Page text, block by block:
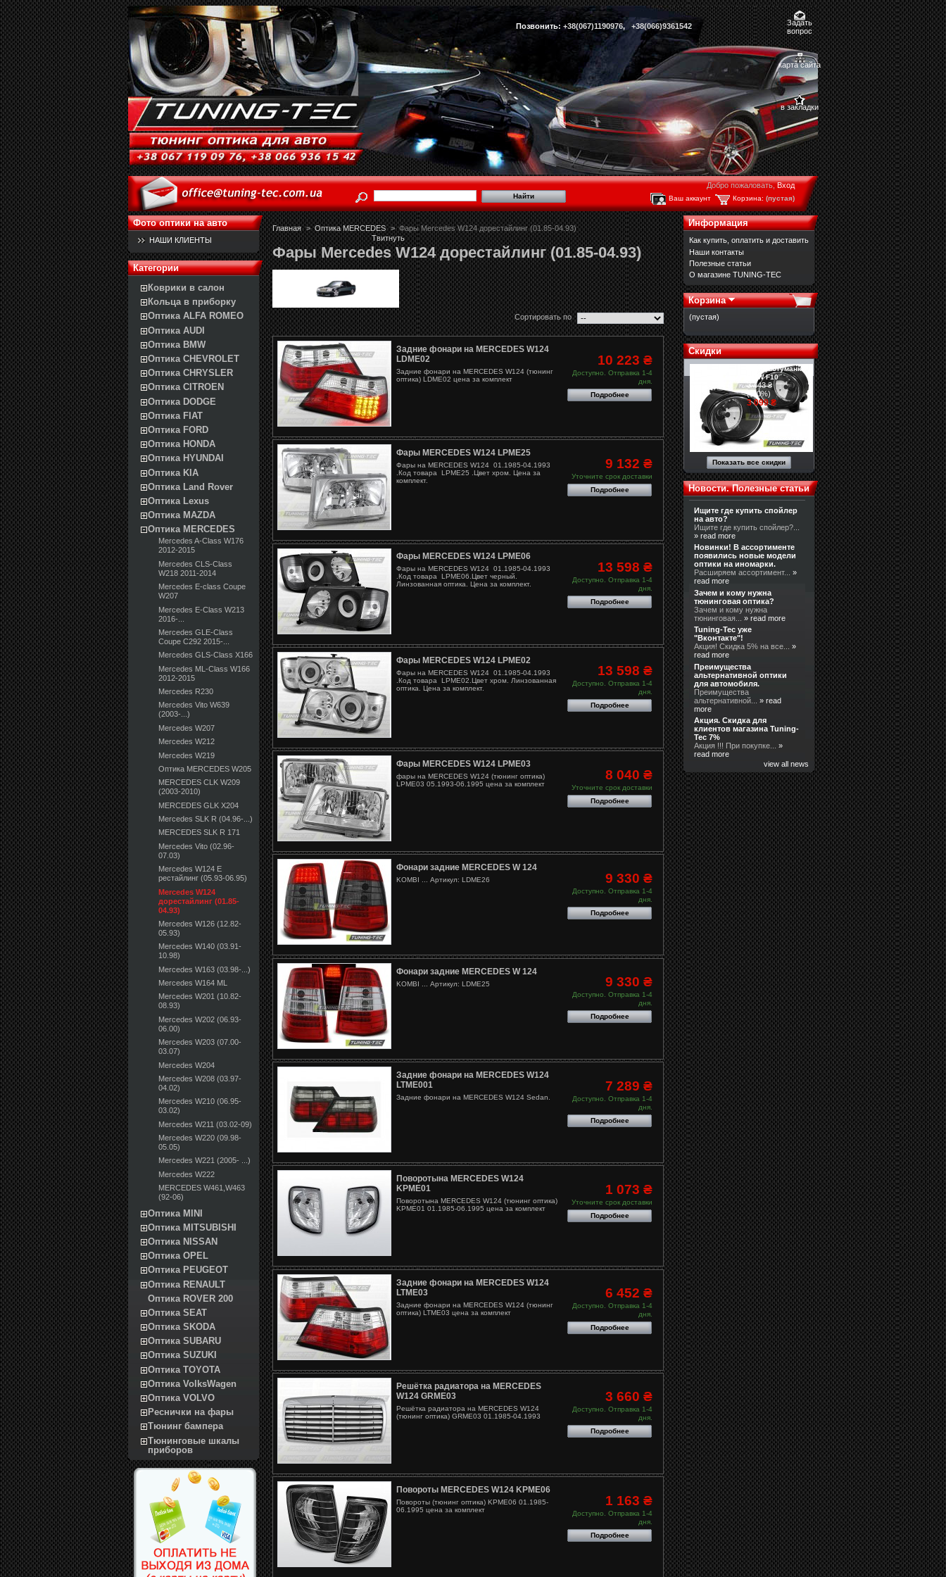
Позвонить: +38(067)1190976, +38(066)9361542
Задать
вопрос
карта сайта
в закладки
Добро пожаловать,Вход
Корзина: (пустая)
Ваш аккаунт
Фото оптики на авто
НАШИ КЛИЕНТЫ
Категории
Коврики в салон
Кольца в приборку
Оптика ALFA ROMEO
Оптика AUDI
Оптика BMW
Оптика CHEVROLET
Оптика CHRYSLER
Оптика CITROEN
Оптика DODGE
Оптика FIAT
Оптика FORD
Оптика HONDA
Оптика HYUNDAI
Оптика KIA
Оптика Land Rover
Оптика Lexus
Оптика MAZDA
Оптика MERCEDES
Mercedes A-Class W176
2012-2015
Mercedes CLS-Class
W218 2011-2014
Mercedes E-class Coupe
W207
Mercedes E-Class W213
2016-...
Mercedes GLE-Class
Coupe C292 2015-...
Mercedes GLS-Class X166
Mercedes ML-Class W166
2012-2015
Mercedes R230
Mercedes Vito W639
(2003-...)
Mercedes W207
Mercedes W212
Mercedes W219
Оптика MERCEDES W205
MERCEDES CLK W209
(2003-2010)
MERCEDES GLK X204
Mercedes SLK R (04.96-...)
MERCEDES SLK R 171
Mercedes Vito (02.96-
07.03)
Mercedes W124 E
рестайлинг (05.93-06.95)
Mercedes W124
дорестайлинг (01.85-
04.93)
Mercedes W126 (12.82-
05.93)
Mercedes W140 (03.91-
10.98)
Mercedes W163 (03.98-...)
Mercedes W164 ML
Mercedes W201 (10.82-
08.93)
Mercedes W202 (06.93-
06.00)
Mercedes W203 (07.00-
03.07)
Mercedes W204
Mercedes W208 (03.97-
04.02)
Mercedes W210 (06.95-
03.02)
Mercedes W211 (03.02-09)
Mercedes W220 (09.98-
05.05)
Mercedes W221 (2005- ...)
Mercedes W222
MERCEDES W461,W463
(92-06)
Оптика MINI
Оптика MITSUBISHI
Оптика NISSAN
Оптика OPEL
Оптика PEUGEOT
Оптика RENAULT
Оптика ROVER 200
Оптика SEAT
Оптика SKODA
Оптика SUBARU
Оптика SUZUKI
Оптика TOYOTA
Оптика VolksWagen
Оптика VOLVO
Реснички на фары
Тюнинг бампера
Тюнинговые шкалы
приборов
Главная > Оптика MERCEDES > Фары Mercedes W124 дорестайлинг (01.85-04.93)
Твитнуть
Фары Mercedes W124 дорестайлинг (01.85-04.93)
Сортировать по
Задние фонари на MERCEDES W124
LDME02
Задние фонари на MERCEDES W124 (тюнинг
оптика) LDME02 цена за комплект
10 223 ₴
Доступно. Отправка 1-4
дня.
Подробнее
Фары MERCEDES W124 LPME25
Фары на MERCEDES W124 01.1985-04.1993
.Код товара LPME25 .Цвет хром. Цена за
комплект.
9 132 ₴
Уточните срок доставки
Подробнее
Фары MERCEDES W124 LPME06
Фары на MERCEDES W124 01.1985-04.1993
.Код товара LPME06.Цвет черный.
Линзованная оптика. Цена за комплект.
13 598 ₴
Доступно. Отправка 1-4
дня.
Подробнее
Фары MERCEDES W124 LPME02
Фары на MERCEDES W124 01.1985-04.1993
.Код товара LPME02.Цвет хром. Линзованная
оптика. Цена за комплект.
13 598 ₴
Доступно. Отправка 1-4
дня.
Подробнее
Фары MERCEDES W124 LPME03
фары на MERCEDES W124 (тюнинг оптика)
LPME03 05.1993-06.1995 цена за комплект
8 040 ₴
Уточните срок доставки
Подробнее
Фонари задние MERCEDES W 124
KOMBI ... Артикул: LDME26 9 330 ₴
Доступно. Отправка 1-4
дня.
Подробнее
Фонари задние MERCEDES W 124
KOMBI ... Артикул: LDME25 9 330 ₴
Доступно. Отправка 1-4
дня.
Подробнее
Задние фонари на MERCEDES W124
LTME001
Задние фонари на MERCEDES W124 Sedan.
7 289 ₴
Доступно. Отправка 1-4
дня.
Подробнее
Поворотына MERCEDES W124
KPME01
Поворотына MERCEDES W124 (тюнинг оптика)
KPME01 01.1985-06.1995 цена за комплект
1 073 ₴
Уточните срок доставки
Подробнее
Задние фонари на MERCEDES W124
LTME03
Задние фонари на MERCEDES W124 (тюнинг
оптика) LTME03 цена за комплект
6 452 ₴
Доступно. Отправка 1-4
дня.
Подробнее
Решётка радиатора на MERCEDES
W124 GRME03
Решётка радиатора на MERCEDES W124
(тюнинг оптика) GRME03 01.1985-04.1993
3 660 ₴
Доступно. Отправка 1-4
дня.
Подробнее
Повороты MERCEDES W124 KPME06
Повороты (тюнинг оптика) KPME06 01.1985-
06.1995 цена за комплект
1 163 ₴
Доступно. Отправка 1-4
дня.
Подробнее
Информация
Как купить, оплатить и доставить
Наши контакты
Полезные статьи
О магазине TUNING-TEC
Корзина
(пустая)
Скидки
Противотуманки
BMW F10
3 443 ₴
(-10%)
3 099 ₴
Показать все скидки
Новости. Полезные статьи
Ищите где купить спойлер
на авто?
Ищите где купить спойлер?...
» read more
Новинки! В ассортименте
появились новые модели
оптики на иномарки.
Расширяем ассортимент...»
read more
Зачем и кому нужна
тюнинговая оптика?
Зачем и кому нужна
тюнинговая...» read more
Tuning-Tec уже
"Вконтакте"!
Акция! Скидка 5% на все...»
read more
Преимущества
альтернативной оптики
для автомобиля.
Преимущества
альтернативной...» read
more
Акция. Скидка для
клиентов магазина Tuning-
Tec 7%
Акция !!! При покупке...»
read more
view all news